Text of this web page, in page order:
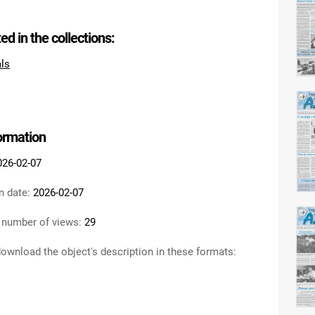
in the collections:
02-07
date: 2026-02-07
of views: 29
the object's description in these formats: